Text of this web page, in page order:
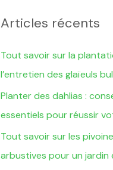
e
c
h
e
r
:
Articles récents
Tout savoir sur la
l’entretien des glaïeuls
Planter des dahlias :
essentiels pour réussir
Tout savoir sur les
arbustives pour un jardin